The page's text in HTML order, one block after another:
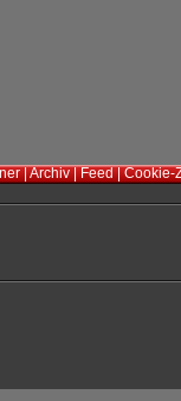
|Archiv|Feed|Cookie-